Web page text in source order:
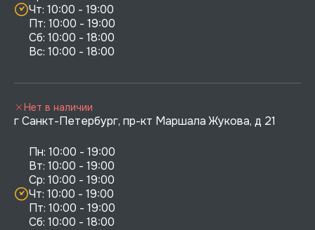
Чт: 10:00 - 19:00
Пт: 10:00 - 19:00
Сб: 10:00 - 18:00
г Санкт-Петербург, пр-кт Маршала Жукова, д 21
Пн: 10:00 - 19:00
Вт: 10:00 - 19:00
Ср: 10:00 - 19:00
Чт: 10:00 - 19:00
Пт: 10:00 - 19:00
Сб: 10:00 - 18:00
Нет в наличии